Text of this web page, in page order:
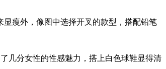
瘦外，像图中选择开叉的款型，搭配铅笔
几分女性的性感魅力，搭上白色球鞋显得清